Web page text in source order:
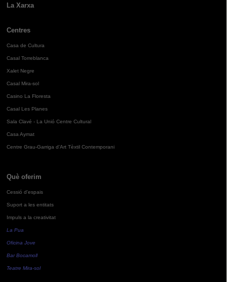
La Xarxa
Centres
Casa de Cultura
Casal Torreblanca
Xalet Negre
Casal Mira-sol
Casino La Floresta
Casal Les Planes
Sala Clavé - La Unió Centre Cultural
Casa Aymat
Centre Grau-Garriga d'Art Tèxtil Contemporani
Què oferim
Cessió d'espais
Suport a les entitats
Impuls a la creativitat
La Pua
Oficina Jove
Bar Bocamoll
Teatre Mira-sol